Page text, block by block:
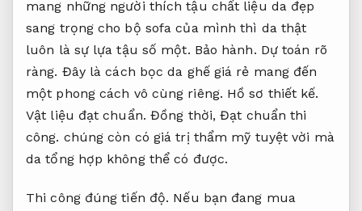
mang những người thích tậu chất liệu da đẹp
sang trọng cho bộ sofa của mình thì da thật
luôn là sự lựa tậu số một. Bảo hành. Dự toán rõ
ràng. Đây là cách bọc da ghế giá rẻ mang đến
một phong cách vô cùng riêng. Hồ sơ thiết kế.
Vật liệu đạt chuẩn. Đồng thời,Đạt chuẩn thi
công. chúng còn có giá trị thẩm mỹ tuyệt vời mà
da tổng hợp không thể có được.
Thi công đúng tiến độ. Nếu bạn đang mua